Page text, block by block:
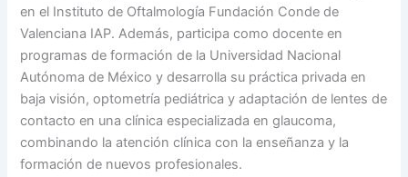
en el Instituto de Oftalmología Fundación Conde de
Valenciana IAP. Además, participa como docente en
programas de formación de la Universidad Nacional
Autónoma de México y desarrolla su práctica privada en
baja visión, optometría pediátrica y adaptación de lentes de
contacto en una clínica especializada en glaucoma,
combinando la atención clínica con la enseñanza y la
formación de nuevos profesionales.